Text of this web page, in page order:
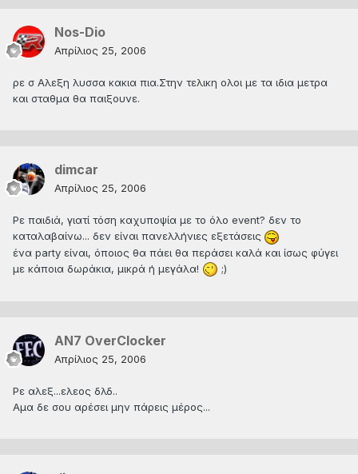
Nos-Dio
Απρίλιος 25, 2006
ρε σ Αλεξη λυσσα κακια πια.Στην τελικη ολοι με τα ιδια μετρα
και σταθμα θα παιξουνε.
dimcar
Απρίλιος 25, 2006
Ρε παιδιά, γιατί τόση καχυποψία με το όλο event? δεν το
καταλαβαίνω... δεν είναι πανελλήνιες εξετάσεις
ένα party είναι, όποιος θα πάει θα περάσει καλά και ίσως φύγει
με κάποια δωράκια, μικρά ή μεγάλα!
;)
AN7 OverClocker
Απρίλιος 25, 2006
Ρε αλεξ...ελεος δλδ..
Αμα δε σου αρέσει μην πάρεις μέρος...